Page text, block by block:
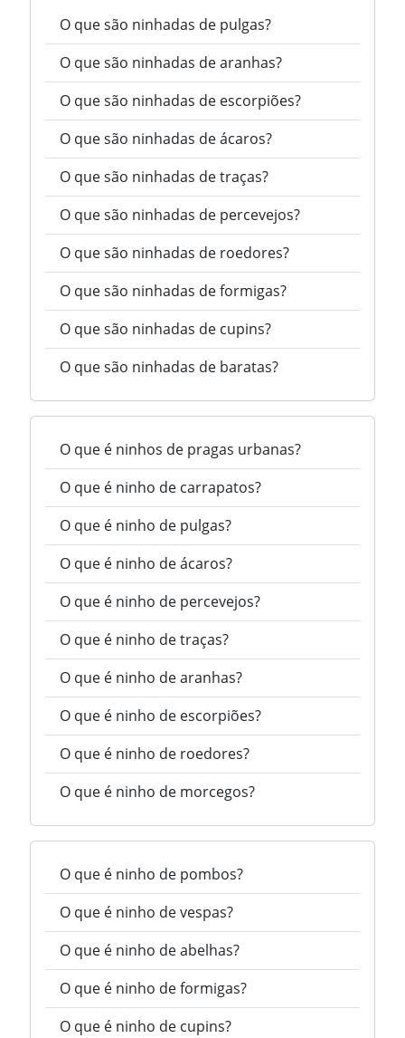
O que são ninhadas de pulgas?
O que são ninhadas de aranhas?
O que são ninhadas de escorpiões?
O que são ninhadas de ácaros?
O que são ninhadas de traças?
O que são ninhadas de percevejos?
O que são ninhadas de roedores?
O que são ninhadas de formigas?
O que são ninhadas de cupins?
O que são ninhadas de baratas?
O que é ninhos de pragas urbanas?
O que é ninho de carrapatos?
O que é ninho de pulgas?
O que é ninho de ácaros?
O que é ninho de percevejos?
O que é ninho de traças?
O que é ninho de aranhas?
O que é ninho de escorpiões?
O que é ninho de roedores?
O que é ninho de morcegos?
O que é ninho de pombos?
O que é ninho de vespas?
O que é ninho de abelhas?
O que é ninho de formigas?
O que é ninho de cupins?